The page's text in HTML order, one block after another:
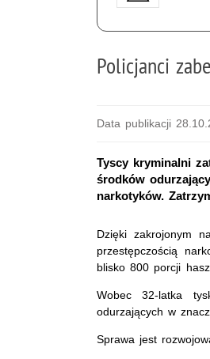
Policjanci
Data publikacji
Tyscy kryminalni
środków
narkotyków.
Dzięki zakrojonym
przestępczością
blisko 800 porcji
Wobec 32-latka
odurzających w
Sprawa jest